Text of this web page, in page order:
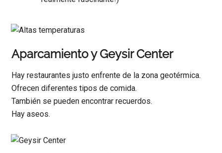
Aparcamiento y Geysir Center
Hay restaurantes justo enfrente de la zona geotérmica.
Ofrecen diferentes tipos de comida.
También se pueden encontrar recuerdos.
Hay aseos.